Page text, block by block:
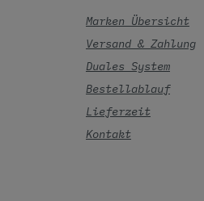
Marken Übersicht
Versand & Zahlung
Duales System
Bestellablauf
Lieferzeit
Kontakt